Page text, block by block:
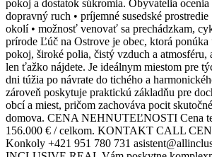
pokoj a dostatok súkromia. Obyvatelia
dopravný ruch • príjemné susedské prostredie
okolí • možnosť venovať sa prechádzkam,
prírode Ľúč na Ostrove je obec, ktorá
pokoj, široké polia, čistý vzduch a atmosféru,
len ťažko nájdete. Je ideálnym miestom pre
dni túžia po návrate do tichého a
zároveň poskytuje praktickú základňu pre
obcí a miest, pričom zachováva pocit
domova. CENA NEHNUTEĽNOSTI Cena
156.000 € / celkom. KONTAKT CALL
Konkoly +421 951 780 731